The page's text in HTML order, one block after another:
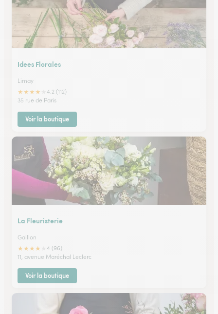
Idees Florales
Limay
★★★★
4.2 (112)
35 rue de Paris
Voir la boutique
La Fleuristerie
Gaillon
★★★★
4 (96)
11, avenue Maréchal Leclerc
Voir la boutique